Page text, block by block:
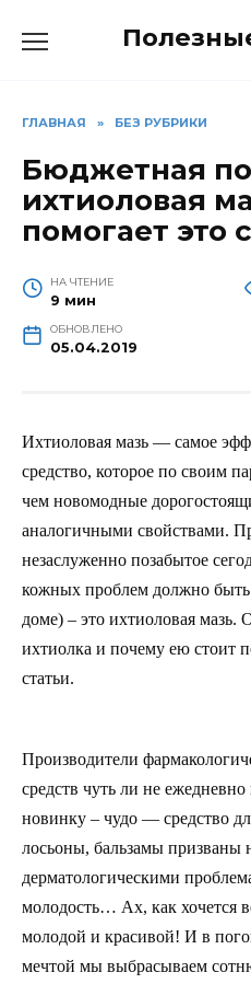
ГЛАВНАЯ » БЕЗ РУБРИКИ
Бюджетная
ихтиоловая
помогает это
НА ЧТЕНИЕ
9 мин
ОБНОВЛЕНО
05.04.2019
Ихтиоловая мазь — самое
средство, которое по своим
чем новомодные
аналогичными свойствами.
незаслуженно позабытое
кожных проблем должно
доме) – это ихтиоловая мазь.
ихтиолка и почему ею стоит
статьи.
Производители
средств чуть ли не
новинку – чудо — средство
лосьоны, бальзамы призваны
дерматологическими
молодость… Ах, как хочется
молодой и красивой! И в
мечтой мы выбрасываем